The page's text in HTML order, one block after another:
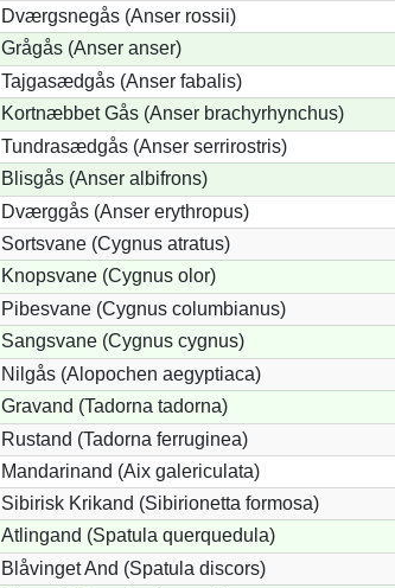
Dværgsnegås (Anser rossii)
Grågås (Anser anser)
Tajgasædgås (Anser fabalis)
Kortnæbbet Gås (Anser brachyrhynchus)
Tundrasædgås (Anser serrirostris)
Blisgås (Anser albifrons)
Dværggås (Anser erythropus)
Sortsvane (Cygnus atratus)
Knopsvane (Cygnus olor)
Pibesvane (Cygnus columbianus)
Sangsvane (Cygnus cygnus)
Nilgås (Alopochen aegyptiaca)
Gravand (Tadorna tadorna)
Rustand (Tadorna ferruginea)
Mandarinand (Aix galericulata)
Sibirisk Krikand (Sibirionetta formosa)
Atlingand (Spatula querquedula)
Blåvinget And (Spatula discors)